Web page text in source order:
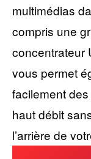
multimédias
compris une
concentrateur
vous permet
facilement
haut débit
l’arrière de